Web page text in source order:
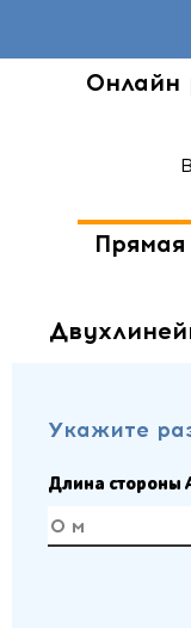
Онлайн
Прямая
Укажите
Длина стороны